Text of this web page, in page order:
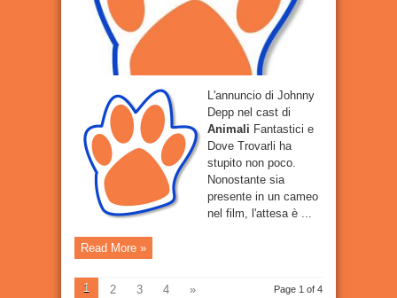
ruolo
di
Johnny
Depp
[SPOILER]
L'annuncio di Johnny
Depp nel cast di
Animali Fantastici e
Dove Trovarli ha
stupito non poco.
Nonostante sia
presente in un cameo
nel film, l'attesa è ...
Read More »
Page 1 of 4
1 2 3 4 »